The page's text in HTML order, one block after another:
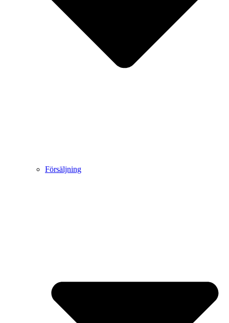
Försäljning